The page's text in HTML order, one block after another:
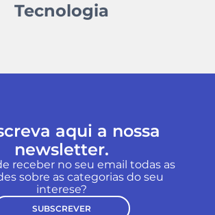
Tecnologia
aqui a nossa
newsletter.
receber no seu email todas as
sobre as categorias do seu
interese?
SUBSCREVER